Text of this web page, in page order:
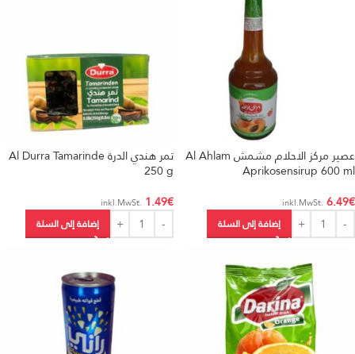
عصير مركز الاحلام مشمش Al Ahlam
Aprikosensirup 600 ml
6.49€
.inkl.MwSt
إضافة إلى السلة
تمر هندي الدرة Al Durra Tamarinde
250 g
1.49€
.inkl.MwSt
إضافة إلى السلة